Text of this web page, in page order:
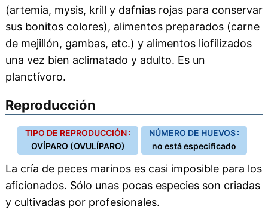
(artemia, mysis, krill y dafnias rojas para conservar
sus bonitos colores), alimentos preparados (carne
de mejillón, gambas, etc.) y alimentos liofilizados
una vez bien aclimatado y adulto. Es un
planctívoro.
Reproducción
TIPO DE REPRODUCCIÓN :
OVÍPARO (OVULÍPARO)
NÚMERO DE HUEVOS :
no está especificado
La cría de peces marinos es casi imposible para los
aficionados. Sólo unas pocas especies son criadas
y cultivadas por profesionales.